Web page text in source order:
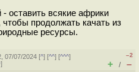
оставить всякие африки
продолжать качать из
ресурсы.
07/07/2024 [^] [^^] [^^^]
]
–2
+ / –